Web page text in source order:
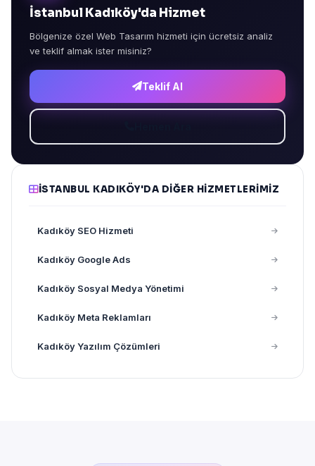
İstanbul Kadıköy'da Hizmet
Bölgenize özel Web Tasarım hizmeti için ücretsiz analiz
ve teklif almak ister misiniz?
Teklif Al
İSTANBUL KADIKÖY'DA DIĞER HIZMETLERIMIZ
Kadıköy SEO Hizmeti
Kadıköy Google Ads
Kadıköy Sosyal Medya Yönetimi
Kadıköy Meta Reklamları
Kadıköy Yazılım Çözümleri